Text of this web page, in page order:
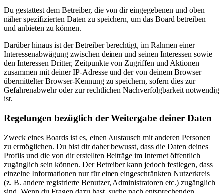
Du gestattest dem Betreiber, die von dir eingegebenen und oben
näher spezifizierten Daten zu speichern, um das Board betreiben
und anbieten zu können.
Darüber hinaus ist der Betreiber berechtigt, im Rahmen einer
Interessenabwägung zwischen deinen und seinen Interessen sowie
den Interessen Dritter, Zeitpunkte von Zugriffen und Aktionen
zusammen mit deiner IP-Adresse und der von deinem Browser
übermittelter Browser-Kennung zu speichern, sofern dies zur
Gefahrenabwehr oder zur rechtlichen Nachverfolgbarkeit notwendig
ist.
Regelungen bezüglich der Weitergabe deiner Daten
Zweck eines Boards ist es, einen Austausch mit anderen Personen
zu ermöglichen. Du bist dir daher bewusst, dass die Daten deines
Profils und die von dir erstellten Beiträge im Internet öffentlich
zugänglich sein können. Der Betreiber kann jedoch festlegen, dass
einzelne Informationen nur für einen eingeschränkten Nutzerkreis
(z. B. andere registrierte Benutzer, Administratoren etc.) zugänglich
sind. Wenn du Fragen dazu hast, suche nach entsprechenden